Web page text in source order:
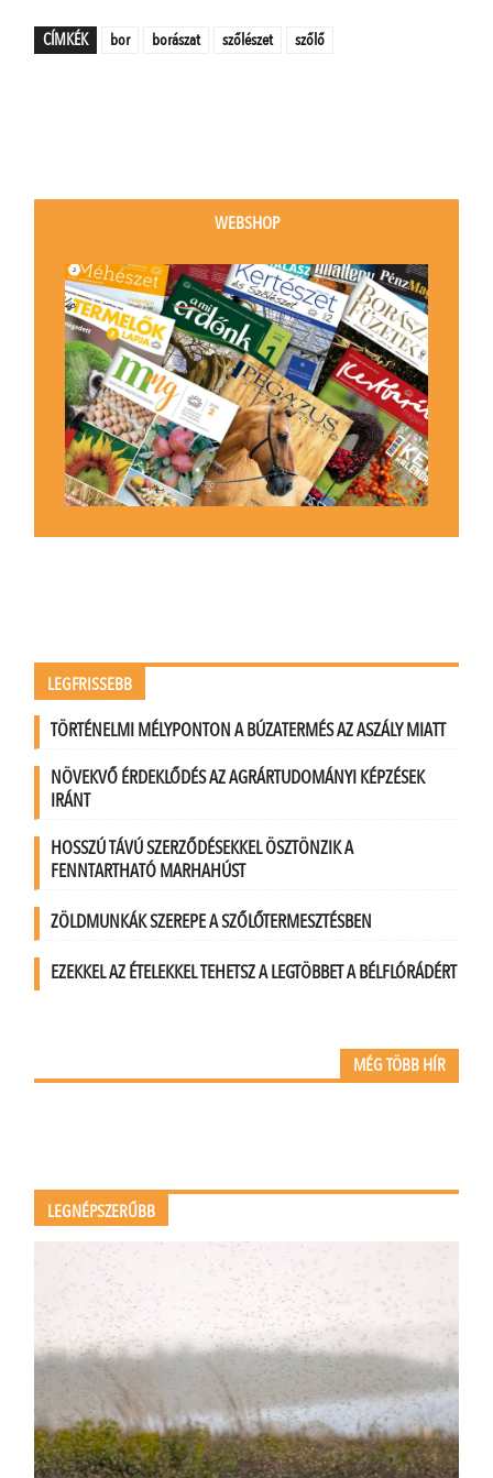
CÍMKÉK bor borászat szőlészet szőlő
WEBSHOP
LEGFRISSEBB
TÖRTÉNELMI MÉLYPONTON A BÚZATERMÉS AZ ASZÁLY MIATT
NÖVEKVŐ ÉRDEKLŐDÉS AZ AGRÁRTUDOMÁNYI KÉPZÉSEK
IRÁNT
HOSSZÚ TÁVÚ SZERZŐDÉSEKKEL ÖSZTÖNZIK A
FENNTARTHATÓ MARHAHÚST
ZÖLDMUNKÁK SZEREPE A SZŐLŐTERMESZTÉSBEN
EZEKKEL AZ ÉTELEKKEL TEHETSZ A LEGTÖBBET A BÉLFLÓRÁDÉRT
MÉG TÖBB HÍR
LEGNÉPSZERŰBB